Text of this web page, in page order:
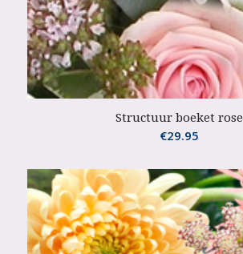
Structuur boeket rose
€29.95